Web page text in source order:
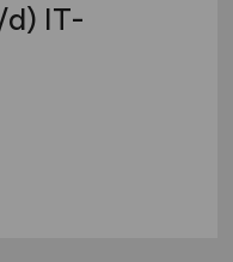
IT-